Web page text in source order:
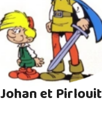
Johan et Pirlouit